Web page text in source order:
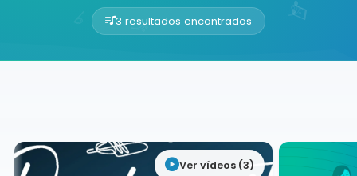
3 resultados encontrados
Buscador de músicos
Ver vídeos (3)